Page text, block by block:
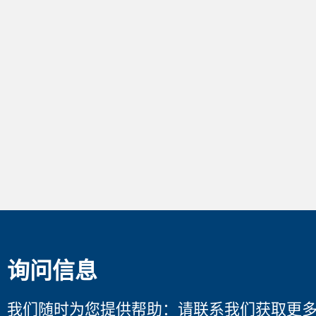
询问信息
我们随时为您提供帮助：请联系我们获取更